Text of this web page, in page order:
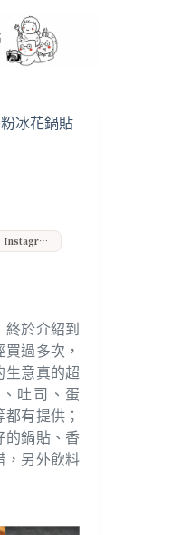
冰花鍋貼
Instagram
於介紹到
買過多次，
生意真的超
吐司、蛋
有提供；
的鍋貼、香
，另外飲料